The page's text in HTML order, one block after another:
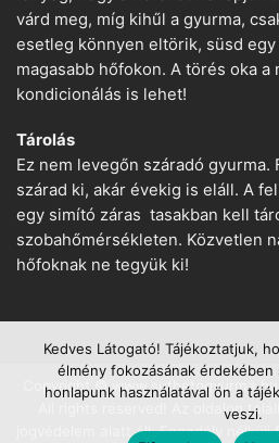
várd meg, míg kihűl a gyurma,
esetleg könnyen eltörik, süsd
magasabb hőfokon. A törés oka a
kondicionálás is lehet!
Tárolás
Ez nem levegőn száradó gyurma.
szárad ki, akár évekig is eláll. A
egy simító záras tasakban kell
szobahőmérsékleten. Közvetlen
hőfoknak ne tegyük ki!
Copyright ©
All rights reserved! Az oldalon
jogvédelem alatt áll. Engedély nélküli
Kedves Látogató! Tájékoztatjuk,
élmény fokozásának érdekében
honlapunk használatával ön a
veszi.